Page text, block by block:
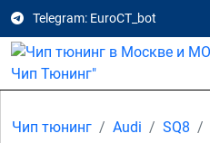
Telegram: EuroCT_bot
Чип тюнинг Audi SQ8